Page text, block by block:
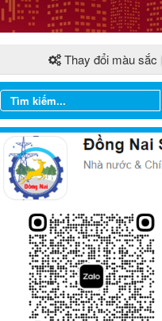
Thay đổi màu sắc
Từ ngày 03/8/2026 đến ngày
09/8/2026
Từ ngày 27/7/2026 đến ngày
02/8/2026